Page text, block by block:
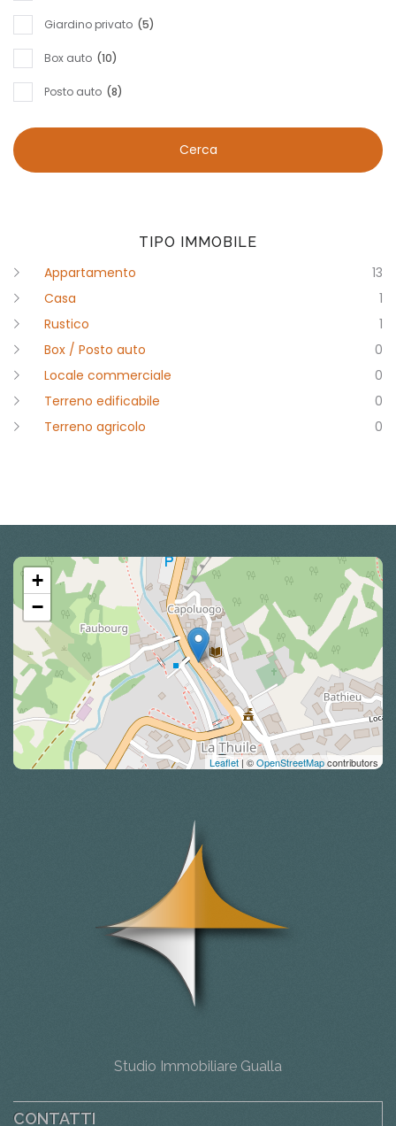
Giardino privato (5)
Box auto (10)
Posto auto (8)
Cerca
TIPO IMMOBILE
Appartamento
13
Casa
1
Rustico
1
Box / Posto auto
0
Locale commerciale
0
Terreno edificabile
0
Terreno agricolo
0
+
−
Leaflet| ©OpenStreetMapcontributors
Studio Immobiliare Gualla
CONTATTI